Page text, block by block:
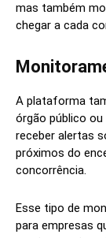
mas também
chegar a cada
A plataforma
órgão público
receber alertas
próximos do
concorrência.
Esse tipo de
para empresas